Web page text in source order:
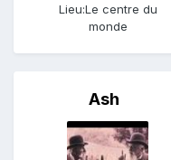
Lieu:Le centre du
monde
Ash